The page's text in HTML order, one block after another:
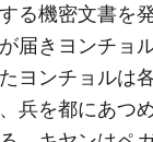
る機密文書を
届きヨンチョ
ヨンチョルは
兵を都にあつ